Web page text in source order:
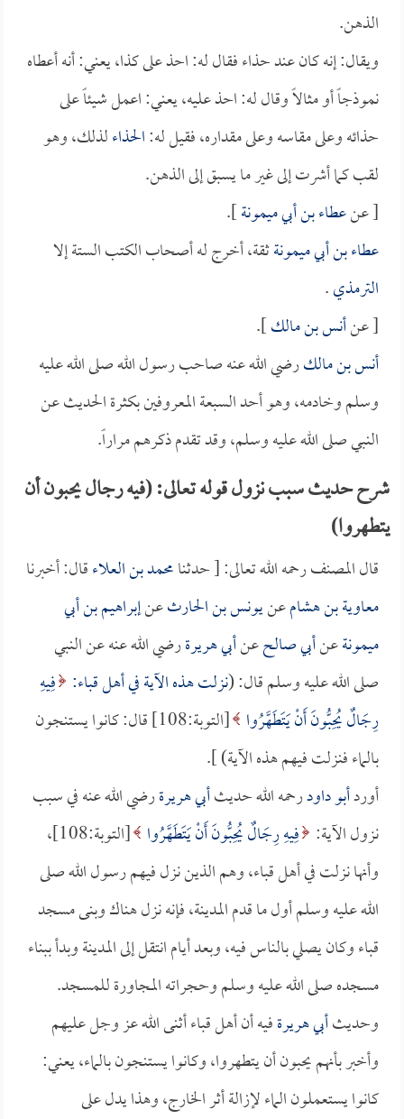
الذهن.
ويقال: إنه كان عند حذاء فقال له: احذ على كذا، يعني: أنه أعطاه
نموذجاً أو مثالاً وقال له: احذ عليه، يعني: اعمل شيئاً على
حذائه وعلى مقاسه وعلى مقداره، فقيل له:الحذاءلذلك، وهو
لقب كما أشرت إلى غير ما يسبق إلى الذهن.
[ عنعطاء بن أبي ميمونة].
عطاء بن أبي ميمونةثقة، أخرج له أصحاب الكتب الستة إلا
الترمذي.
[ عنأنس بن مالك].
أنس بن مالكرضي الله عنه صاحب رسول الله صلى الله عليه
وسلم وخادمه، وهو أحد السبعة المعروفين بكثرة الحديث عن
النبي صلى الله عليه وسلم، وقد تقدم ذكرهم مراراً.
شرح حديث سبب نزول قوله تعالى: (فيه رجال يحبون أن
يتطهروا)
قال المصنف رحمه الله تعالى: [ حدثنامحمد بن العلاءقال: أخبرنا
معاوية بن هشامعنيونس بن الحارثعنإبراهيم بن أبي
ميمونةعنأبي صالحعنأبي هريرةرضي الله عنه عن النبي
صلى الله عليه وسلم قال: (نزلت هذه الآية في أهل قباء: فِيهِ
رِجَالٌ يُحِبُّونَ أَنْ يَتَطَهَّرُوا
[التوبة:108] قال: كانوا يستنجون
بالماء فنزلت فيهم هذه الآية) ].
أوردأبو داودرحمه الله حديثأبي هريرةرضي الله عنه في سبب
نزول الآية: فِيهِ رِجَالٌ يُحِبُّونَ أَنْ يَتَطَهَّرُوا
[التوبة:108]،
وأنها نزلت في أهل قباء، وهم الذين نزل فيهم رسول الله صلى
الله عليه وسلم أول ما قدم المدينة، فإنه نزل هناك وبنى مسجد
قباء وكان يصلي بالناس فيه، وبعد أيام انتقل إلى المدينة وبدأ ببناء
مسجده صلى الله عليه وسلم وحجراته المجاورة للمسجد.
وحديثأبي هريرةفيه أن أهل قباء أثنى الله عز وجل عليهم
وأخبر بأنهم يحبون أن يتطهروا، وكانوا يستنجون بالماء، يعني:
كانوا يستعملون الماء لإزالة أثر الخارج، وهذا يدل على